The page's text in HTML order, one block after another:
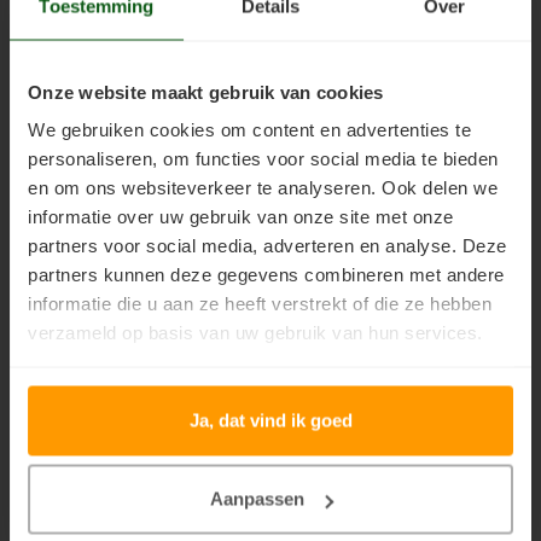
Toestemming Details Over
Onze website maakt gebruik van cookies
We gebruiken cookies om content en advertenties te
personaliseren, om functies voor social media te bieden
en om ons websiteverkeer te analyseren. Ook delen we
informatie over uw gebruik van onze site met onze
partners voor social media, adverteren en analyse. Deze
partners kunnen deze gegevens combineren met andere
informatie die u aan ze heeft verstrekt of die ze hebben
verzameld op basis van uw gebruik van hun services.
Ja, dat vind ik goed
Aanpassen
Steigerhout verven
Vurenhout olien
Vurenhout beitsen
Vurenhout verven
Kozijnen verven
Olympic Premium Acrylic Latex Stain Overschilderen
Houten vloer verven
Jotun Lady Rediscover Kleuren 2021
Jotun Lady Kleuren 2020
Jotun Lady Kleuren Voorbeelden
Jotun Trebitt Oljebeis Kleuren
Jotun Trebitt Woodcare Kleuren
Jotun Treolje Kleuren
Jotun Panellakk Kleuren
Jotun RAL Kleurenwaaier
Olympic Stain Kleuren
Semi Transparante Kleuren
Dekkende Kleuren
Sikkens Authentieke Kleuren
Sikkens 3031 - 4041 kleuren
Jotun Demidekk Ultimate Kleuren
Jotun Demidekk Brilliant White Kleuren
Jotun Demidekk Dekkende Beitsen Kleuren
Jotun Demidekk Strukturlasyr Kleuren
Jotun Vegg og Tak Kleuren
Jotun Demidekk Terrasslasyr Kleuren
Jotun Kleurencombinaties